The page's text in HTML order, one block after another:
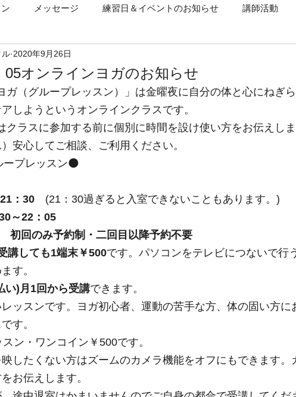
メッセージ 練習日＆イベントのお知らせ 講師活動
05オンラインヨガのお知らせ
ル 2020年9月26日
ガ（グループレッスン）」は金曜夜に自分の体と心にねぎ
しようというオンラインクラスです。
クラスに参加する前に個別に時間を設け使い方をお伝えし
安心してご相談、ご利用ください。
プレッスン🌑
：30 (21：30過ぎると入室できないこともあります。)
～22：05
初回のみ予約制・二回目以降予約不要
講しても1端末￥500です。パソコンをテレビにつないで行
す。
い)月1回から受講できます。
ッスンです。ヨガ初心者、運動の苦手な方、体の固い方に
す。
ン・ワンコイン￥500です。
したくない方はズームのカメラ機能をオフにもできます。
お伝えします。